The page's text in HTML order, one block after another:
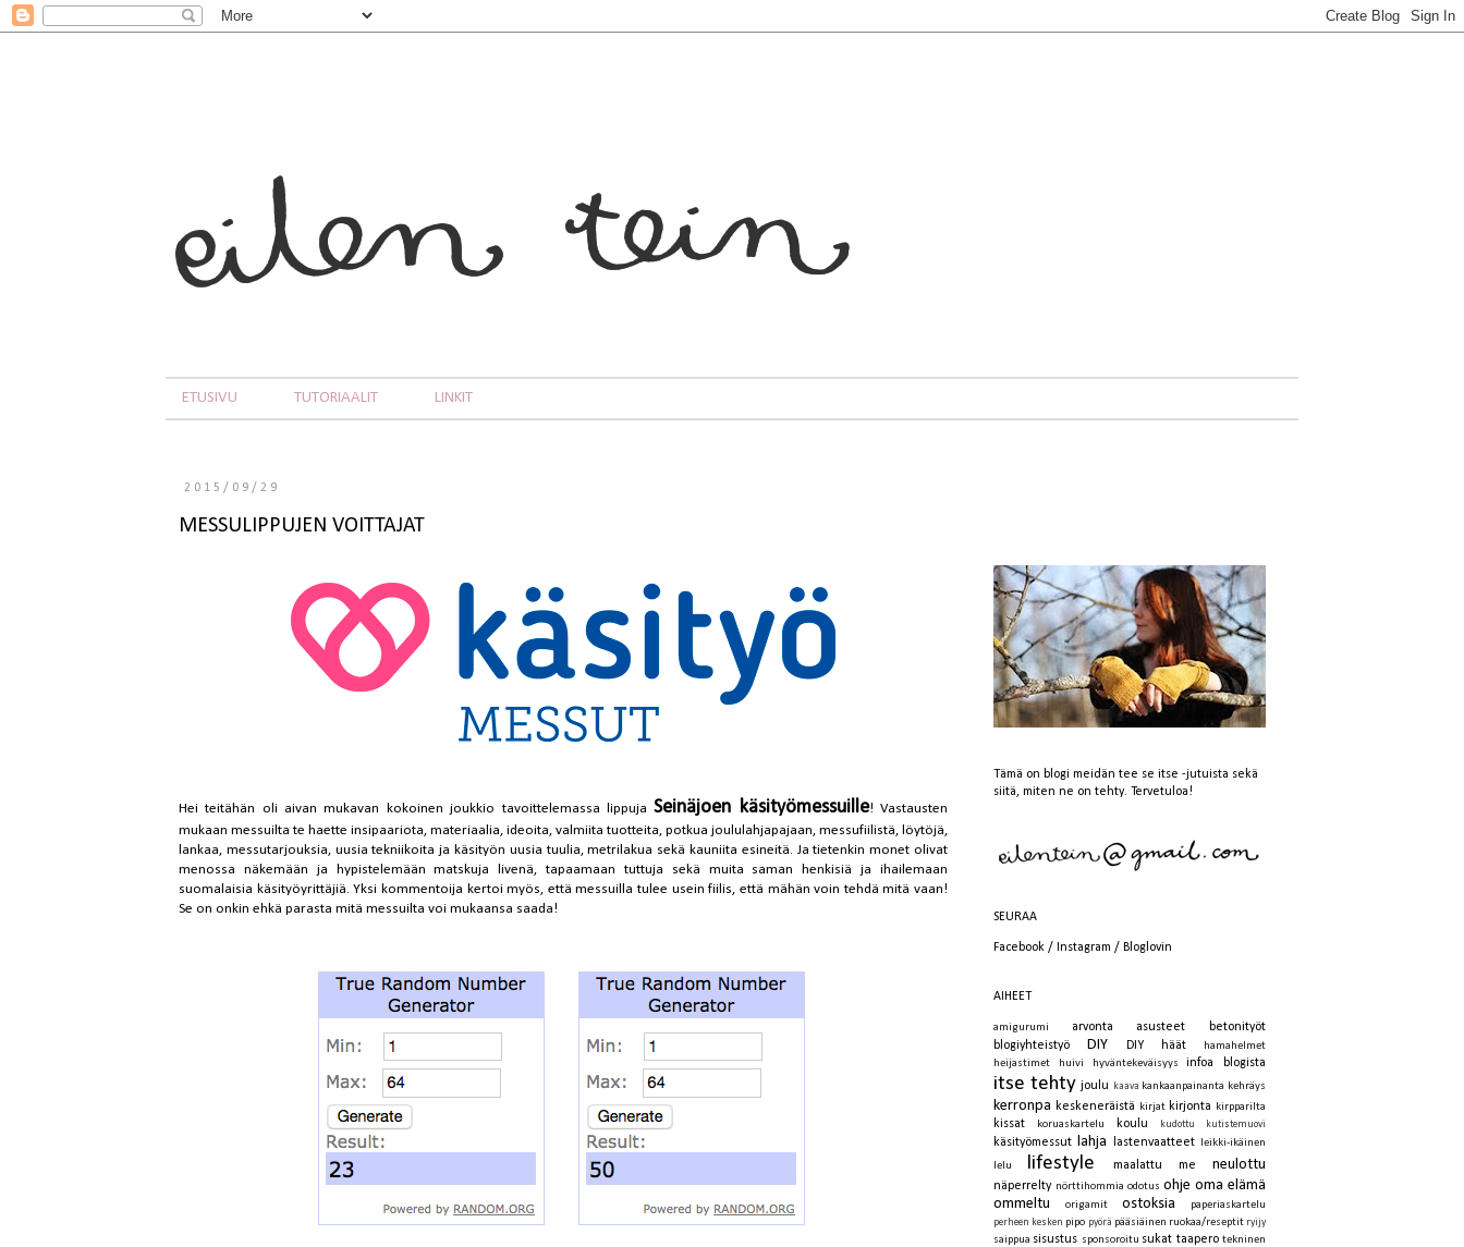
ETUSIVU TUTORIAALIT LINKIT
2015/09/29
MESSULIPPUJEN VOITTAJAT
Hei teitähän oli aivan mukavan kokoinen joukkio tavoittelemassa lippujaSeinäjoen käsityömessuille! Vastausten
mukaan messuilta te haette insipaariota, materiaalia, ideoita, valmiita tuotteita, potkua joululahjapajaan, messufiilistä, löytöjä,
lankaa, messutarjouksia, uusia tekniikoita ja käsityön uusia tuulia, metrilakua sekä kauniita esineitä. Ja tietenkin monet olivat
menossa näkemään ja hypistelemään matskuja livenä, tapaamaan tuttuja sekä muita saman henkisiä ja ihailemaan
suomalaisia käsityöyrittäjiä. Yksi kommentoija kertoi myös, että messuilla tulee usein fiilis, että mähän voin tehdä mitä vaan!
Se on onkin ehkä parasta mitä messuilta voi mukaansa saada!
Tämä on blogi meidän tee se itse -jutuista sekä
siitä, miten ne on tehty. Tervetuloa!
SEURAA
Facebook / Instagram / Bloglovin
AIHEET
amigurumi arvonta asusteet
betonityöt
blogiyhteistyö
DIY DIY häät
hamahelmet
heijastimet
huivi hyväntekeväisyys infoa blogista
itse tehty joulu kaava kankaanpainanta kehräys
kerronpa keskeneräistä kirjat kirjonta kirpparilta
kissat koruaskartelu koulu kudottu kutistemuovi
käsityömessut lahja lastenvaatteet
leikki-ikäinen
lelu
lifestyle maalattu me neulottu
näperrelty nörttihommia odotus ohje oma elämä
ommeltu
origamit ostoksia paperiaskartelu
perheen kesken pipo pyörä pääsiäinen ruokaa/reseptit ryijy
saippua sisustus sponsoroitu sukat taapero tekninen